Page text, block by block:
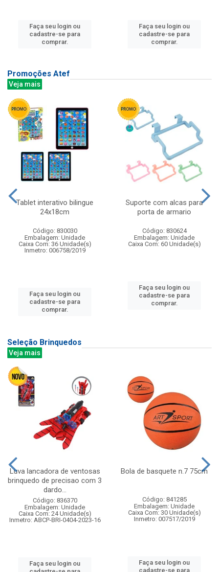
Faça seu login ou
cadastre-se para
comprar.
Faça seu login ou
cadastre-se para
comprar.
Promoções Atef
Veja mais
Tablet interativo bilingue
24x18cm
Código: 830030
Embalagem: Unidade
Caixa Com: 36 Unidade(s)
Inmetro: 006758/2019
Faça seu login ou
cadastre-se para
comprar.
Suporte com alcas para
porta de armario
Código: 830624
Embalagem: Unidade
Caixa Com: 60 Unidade(s)
Faça seu login ou
cadastre-se para
comprar.
Seleção Brinquedos
Veja mais
Luva lancadora de ventosas
brinquedo de precisao com 3
dardo...
Código: 836370
Embalagem: Unidade
Caixa Com: 24 Unidade(s)
Inmetro: ABCP-BRI-0404-2023-16
Faça seu login ou
Bola de basquete n.7 75cm
Código: 841285
Embalagem: Unidade
Caixa Com: 30 Unidade(s)
Inmetro: 007517/2019
Faça seu login ou
cadastre-se para